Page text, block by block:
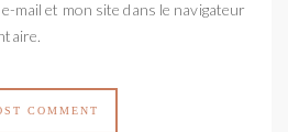
mail et mon site dans le navigateur